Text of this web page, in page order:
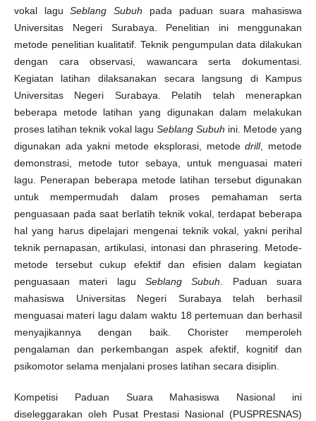
vokal laguSeblang Subuh pada paduan suara mahasiswa
Universitas Negeri Surabaya. Penelitian ini menggunakan
metode penelitian kualitatif. Teknik pengumpulan data dilakukan
dengan cara observasi, wawancara serta dokumentasi.
Kegiatan latihan dilaksanakan secara langsung di Kampus
Universitas Negeri Surabaya. Pelatih telah menerapkan
beberapa metode latihan yang digunakan dalam melakukan
proses latihan teknik vokal laguSeblang Subuh ini. Metode yang
digunakan ada yakni metode eksplorasi, metodedrill, metode
demonstrasi, metode tutor sebaya, untuk menguasai materi
lagu. Penerapan beberapa metode latihan tersebut digunakan
untuk mempermudah dalam proses pemahaman serta
penguasaan pada saat berlatih teknik vokal, terdapat beberapa
hal yang harus dipelajari mengenai teknik vokal, yakni perihal
teknik pernapasan, artikulasi, intonasi dan phrasering. Metode-
metode tersebut cukup efektif dan efisien dalam kegiatan
penguasaan materi lagu Seblang Subuh . Paduan suara
mahasiswa Universitas Negeri Surabaya telah berhasil
menguasai materi lagu dalam waktu 18 pertemuan dan berhasil
menyajikannya dengan baik. Chorister memperoleh
pengalaman dan perkembangan aspek afektif, kognitif dan
psikomotor selama menjalani proses latihan secara disiplin.
Kompetisi Paduan Suara Mahasiswa Nasional ini
diseleggarakan oleh Pusat Prestasi Nasional (PUSPRESNAS)